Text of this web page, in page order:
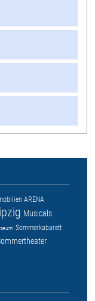
ARENA
Musicals
Sommerkabarett